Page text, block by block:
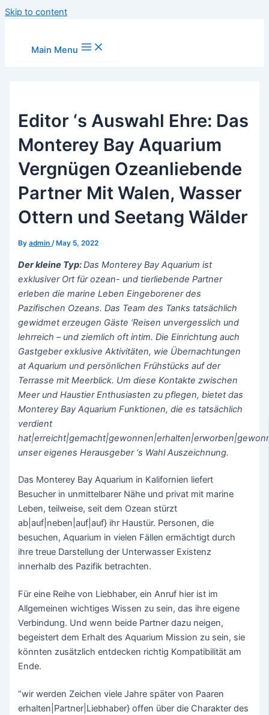
Skip to content
Main Menu
Editor ‘s Auswahl Ehre: Das
Monterey Bay Aquarium
Vergnügen Ozeanliebende
Partner Mit Walen, Wasser
Ottern und Seetang Wälder
Byadmin/ May 5, 2022
Der kleine Typ:Das Monterey Bay Aquarium ist
exklusiver Ort für ozean- und tierliebende Partner
erleben die marine Leben Eingeborener des
Pazifischen Ozeans. Das Team des Tanks tatsächlich
gewidmet erzeugen Gäste ‘Reisen unvergesslich und
lehrreich – und ziemlich oft intim. Die Einrichtung auch
Gastgeber exklusive Aktivitäten, wie Übernachtungen
at Aquarium und persönlichen Frühstücks auf der
Terrasse mit Meerblick. Um diese Kontakte zwischen
Meer und Haustier Enthusiasten zu pflegen, bietet das
Monterey Bay Aquarium Funktionen, die es tatsächlich
verdient
unser eigenes Herausgeber ‘s Wahl Auszeichnung.
Das Monterey Bay Aquarium in Kalifornien liefert
Besucher in unmittelbarer Nähe und privat mit marine
Leben, teilweise, seit dem Ozean stürzt
ab|auf|neben|auf|auf} ihr Haustür. Personen, die
besuchen, Aquarium in vielen Fällen ermächtigt durch
ihre treue Darstellung der Unterwasser Existenz
innerhalb des Pazifik betrachten.
Für eine Reihe von Liebhaber, ein Anruf hier ist im
Allgemeinen wichtiges Wissen zu sein, das ihre eigene
Verbindung. Und wenn beide Partner dazu neigen,
begeistert dem Erhalt des Aquarium Mission zu sein, sie
könnten zusätzlich entdecken richtig Kompatibilität am
Ende.
“wir werden Zeichen viele Jahre später von Paaren
erhalten|Partner|Liebhaber} offen über die Charakter des